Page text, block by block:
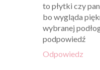
to płytki czy
bo wygląda
wybranej
podpowiedź
Odpowiedz